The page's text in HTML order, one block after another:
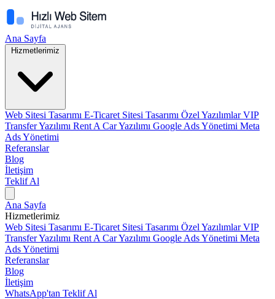
Ana Sayfa
Hizmetlerimiz
Web Sitesi Tasarımı E-Ticaret Sitesi Tasarımı Özel YazılımlarVIP
Transfer Yazılımı Rent A Car Yazılımı Google Ads Yönetimi Meta
Ads Yönetimi
Referanslar
Blog
İletişim
Teklif Al
Ana Sayfa
Hizmetlerimiz
Web Sitesi Tasarımı E-Ticaret Sitesi Tasarımı Özel YazılımlarVIP
Transfer Yazılımı Rent A Car Yazılımı Google Ads Yönetimi Meta
Ads Yönetimi
Referanslar
Blog
İletişim
WhatsApp'tan Teklif Al